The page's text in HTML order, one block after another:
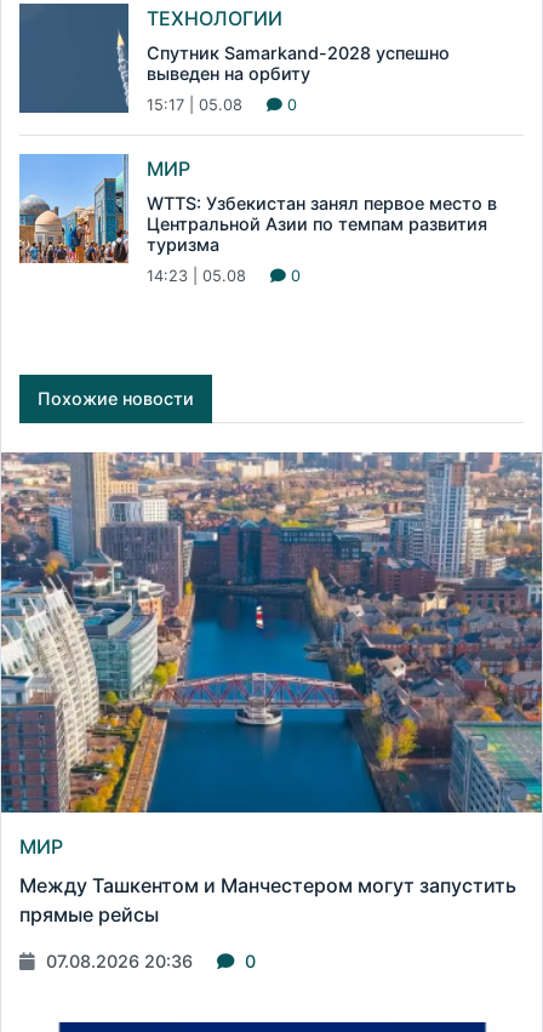
ТЕХНОЛОГИИ
Спутник Samarkand-2028 успешно
выведен на орбиту
15:17 | 05.08 0
МИР
WTTS: Узбекистан занял первое место в
Центральной Азии по темпам развития
туризма
14:23 | 05.08 0
Похожие новости
МИР
Между Ташкентом и Манчестером могут запустить
прямые рейсы
07.08.2026 20:36 0